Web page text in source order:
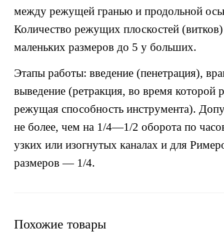
между режущей гранью и продольной
Количество режущих плоскостей
маленьких размеров до 5 у больших.
Этапы работы: введение (пенетрация),
выведение (ретракция, во время которой
режущая способность инструмента).
не более, чем на 1/4—1/2 оборота по
узких или изогнутых каналах и для
размеров — 1/4.
Похожие товары